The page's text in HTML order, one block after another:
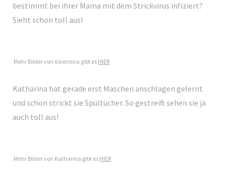
bestimmt bei ihrer Mama mit dem Strickvirus infiziert?
Sieht schon toll aus!
Mehr Bilder von Valentina gibt es HIER
Katharina hat gerade erst Maschen anschlagen gelernt
und schon strickt sie Spültücher. So gestreift sehen sie ja
auch toll aus!
Mehr Bilder von Katharina gibt es HIER